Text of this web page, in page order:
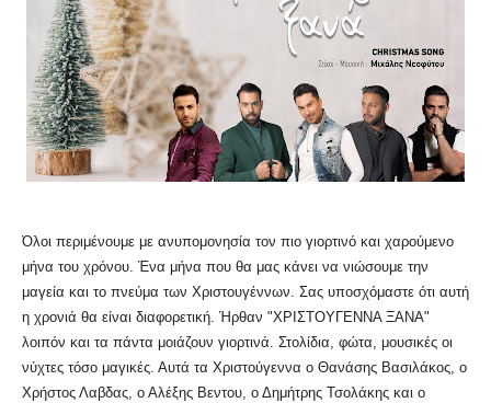
Όλοι περιμένουμε με ανυπομονησία τον πιο γιορτινό και χαρούμενο
μήνα του χρόνου. Ένα μήνα που θα μας κάνει να νιώσουμε την
μαγεία και το πνεύμα των Χριστουγέννων. Σας υποσχόμαστε ότι αυτή
η χρονιά θα είναι διαφορετική. Ήρθαν "ΧΡΙΣΤΟΥΓΕΝΝΑ ΞΑΝΑ"
λοιπόν και τα πάντα μοιάζουν γιορτινά. Στολίδια, φώτα, μουσικές οι
νύχτες τόσο μαγικές. Αυτά τα Χριστούγεννα ο Θανάσης Βασιλάκος, ο
Χρήστος Λαβδας, ο Αλέξης Βεντου, ο Δημήτρης Τσολάκης και ο